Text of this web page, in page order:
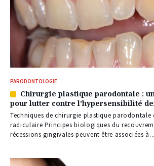
PARODONTOLOGIE
Article
réservé
à
nos
abonnés
Chirurgie plastique parodontale :
pour lutter contre l’hypersensibilité
Techniques de chirurgie plastique parodontale
radiculaire Principes biologiques du
récessions gingivales peuvent être associées à...